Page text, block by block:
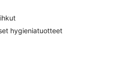
hygieniatuotteet